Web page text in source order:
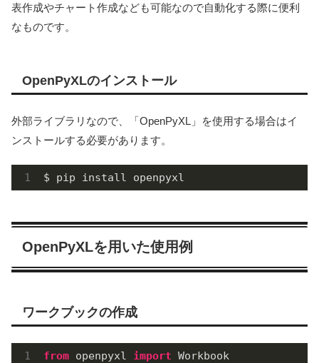
表作成やチャート作成なども可能なので自動化する際に便利
なものです。
OpenPyXLのインストール
外部ライブラリなので、「OpenPyXL」を使用する場合はイ
ンストールする必要があります。
$ pip install openpyxl
OpenPyXLを用いた使用例
ワークブックの作成
from openpyxl import Workbook